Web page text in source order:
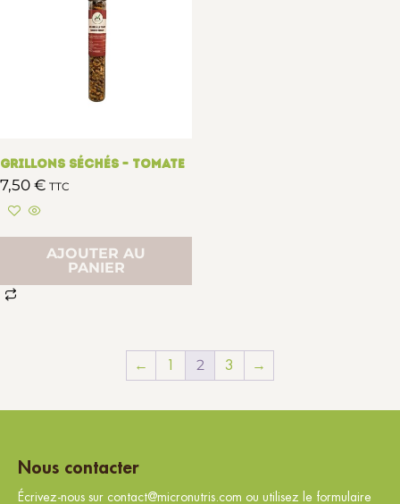
Grillons séchés – Tomate
7,50€ TTC
AJOUTER AU
PANIER
← 1 2 3 →
Nous contacter
Écrivez-nous sur contact@micronutris.com ou utilisez le formulaire